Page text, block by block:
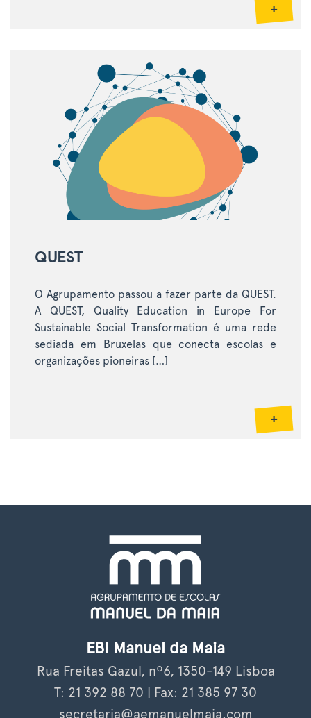
+
QUEST
O Agrupamento passou a fazer parte da QUEST.
A QUEST, Quality Education in Europe For
Sustainable Social Transformation é uma rede
sediada em Bruxelas que conecta escolas e
organizações pioneiras […]
+
EBI Manuel da Maia
Rua Freitas Gazul, nº6, 1350-149 Lisboa
T: 21 392 88 70 | Fax: 21 385 97 30
secretaria@aemanuelmaia.com